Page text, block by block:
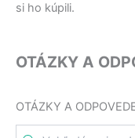
si ho kúpili.
OTÁZKY A
OTÁZKY A